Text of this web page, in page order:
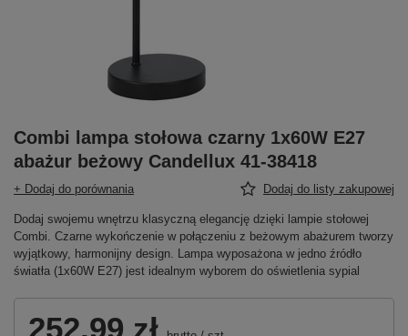
Combi lampa stołowa czarny 1x60W E27
abażur beżowy Candellux 41-38418
+ Dodaj do porównania Dodaj do listy zakupowej
Dodaj swojemu wnętrzu klasyczną elegancję dzięki lampie stołowej
Combi. Czarne wykończenie w połączeniu z beżowym abażurem tworzy
wyjątkowy, harmonijny design. Lampa wyposażona w jedno źródło
światła (1x60W E27) jest idealnym wyborem do oświetlenia sypial
252,99 zł